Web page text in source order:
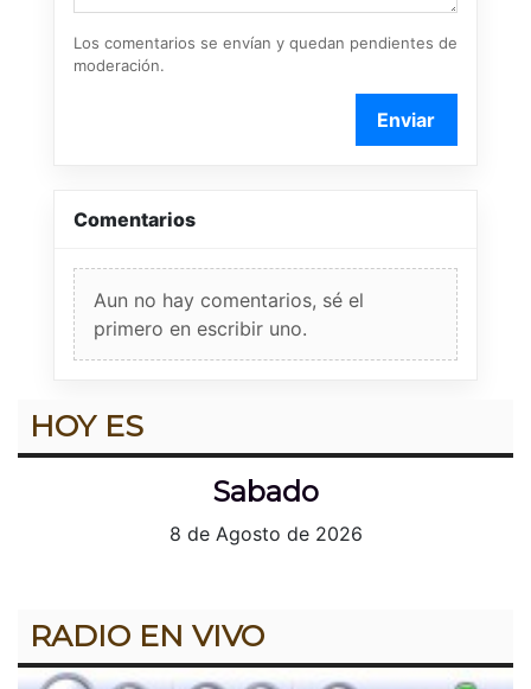
Los comentarios se envían y quedan pendientes de
moderación.
Enviar
Comentarios
Aun no hay comentarios, sé el
primero en escribir uno.
HOY ES
Sabado
8 de Agosto de 2026
RADIO EN VIVO